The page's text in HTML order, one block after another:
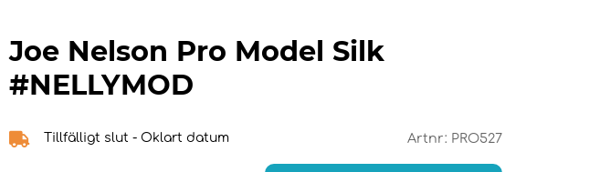
Joe Nelson Pro Model Silk
#NELLYMOD
Tillfälligt slut - Oklart datum Artnr: PRO527